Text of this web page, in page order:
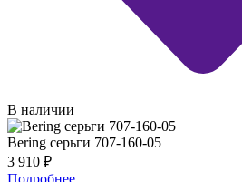
В наличии
Bering серьги 707-160-05
3 910 ₽
Подробнее